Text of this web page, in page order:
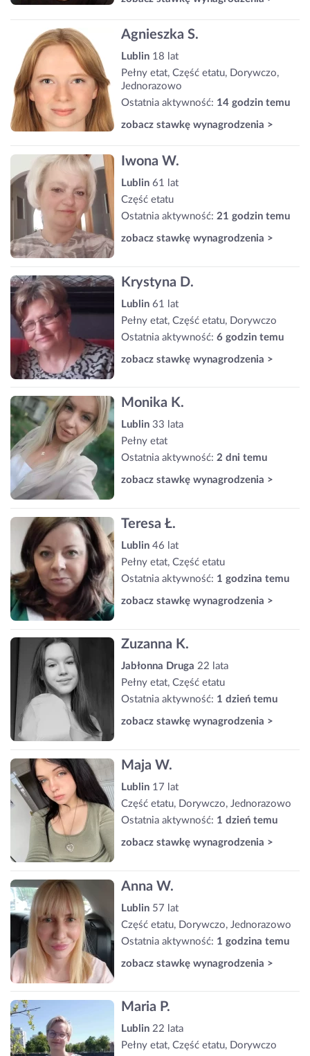
Agnieszka S.
Lublin 18 lat
Pełny etat, Część etatu, Dorywczo,
Jednorazowo
Ostatnia aktywność: 14 godzin temu
zobacz stawkę wynagrodzenia >
Iwona W.
Lublin 61 lat
Część etatu
Ostatnia aktywność: 21 godzin temu
zobacz stawkę wynagrodzenia >
Krystyna D.
Lublin 61 lat
Pełny etat, Część etatu, Dorywczo
Ostatnia aktywność: 6 godzin temu
zobacz stawkę wynagrodzenia >
Monika K.
Lublin 33 lata
Pełny etat
Ostatnia aktywność: 2 dni temu
zobacz stawkę wynagrodzenia >
Teresa Ł.
Lublin 46 lat
Pełny etat, Część etatu
Ostatnia aktywność: 1 godzina temu
zobacz stawkę wynagrodzenia >
Zuzanna K.
Jabłonna Druga 22 lata
Pełny etat, Część etatu
Ostatnia aktywność: 1 dzień temu
zobacz stawkę wynagrodzenia >
Maja W.
Lublin 17 lat
Część etatu, Dorywczo, Jednorazowo
Ostatnia aktywność: 1 dzień temu
zobacz stawkę wynagrodzenia >
Anna W.
Lublin 57 lat
Część etatu, Dorywczo, Jednorazowo
Ostatnia aktywność: 1 godzina temu
zobacz stawkę wynagrodzenia >
Maria P.
Lublin 22 lata
Pełny etat, Część etatu, Dorywczo